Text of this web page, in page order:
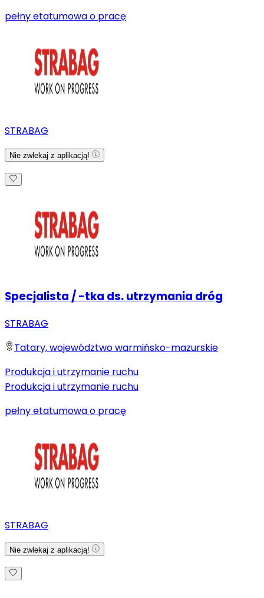
pełny etatumowa o pracę
STRABAG
Nie zwlekaj z aplikacją!
Specjalista / -tka ds. utrzymania dróg
STRABAG
Tatary, województwo warmińsko-mazurskie
Produkcja i utrzymanie ruchu
Produkcja i utrzymanie ruchu
pełny etatumowa o pracę
STRABAG
Nie zwlekaj z aplikacją!